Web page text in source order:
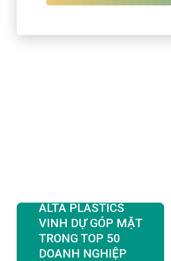
ALTA PLASTICS
VINH DỰ GÓP MẶT
TRONG TOP 50
DOANH NGHIỆP